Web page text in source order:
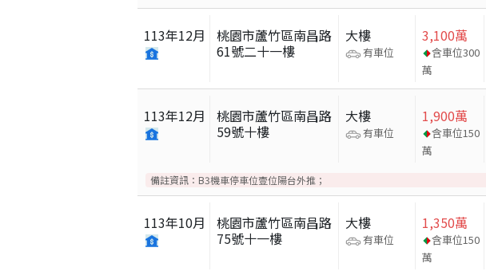
113年12月
桃園市蘆竹區南昌路
61號二十一樓
大樓
有車位
3,100萬
含車位300
萬
113年12月
桃園市蘆竹區南昌路
59號十樓
大樓
有車位
1,900萬
含車位150
萬
備註資訊： B3機車停車位壹位陽台外推；
113年10月
桃園市蘆竹區南昌路
75號十一樓
大樓
有車位
1,350萬
含車位150
萬